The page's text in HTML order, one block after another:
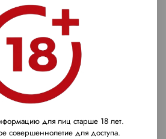
за мягкость и доступность.
для лиц старше 18 лет.
совершеннолетие для доступа.